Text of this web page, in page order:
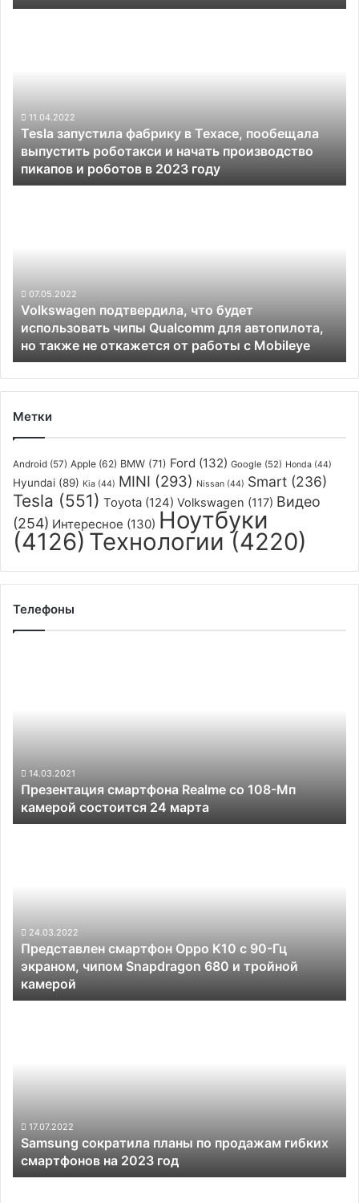
роботов,
выпустить
роботакси
начать
производство
11.04.2022
Tesla запустила фабрику в Техасе, пообещала
выпустить роботакси и начать производство
пикапов и роботов в 2023 году
Qualcomm
для
автопилота,
но
также
не
откажется
от
Mobileye
07.05.2022
Volkswagen подтвердила, что будет
использовать чипы Qualcomm для автопилота,
но также не откажется от работы с Mobileye
Метки
Android (57) Apple (62) BMW (71) Ford (132) Google (52) Honda (44)
Hyundai (89) Kia (44) MINI (293) Nissan (44) Smart (236)
Tesla (551) Toyota (124) Volkswagen (117) Видео
(254) Интересное (130) Ноутбуки
(4126) Технологии (4220)
Телефоны
состоится
24
марта
14.03.2021
Презентация смартфона Realme со 108-Мп
камерой состоится 24 марта
Гц
экраном,
чипом
Snapdragon
680
24.03.2022
Представлен смартфон Oppo K10 с 90-Гц
экраном, чипом Snapdragon 680 и тройной
камерой
на
2023
год
17.07.2022
Samsung сократила планы по продажам гибких
смартфонов на 2023 год